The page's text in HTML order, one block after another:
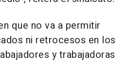
que no va a permitir
ni retrocesos en los
y trabajadoras